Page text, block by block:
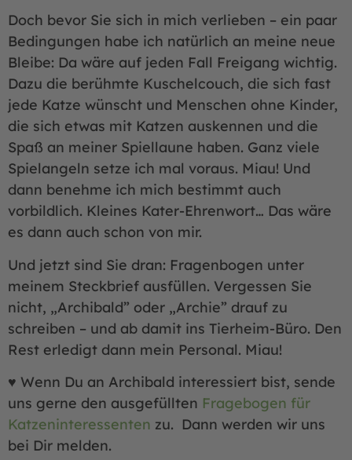
Doch bevor Sie sich in mich verlieben – ein paar
Bedingungen habe ich natürlich an meine neue
Bleibe: Da wäre auf jeden Fall Freigang wichtig.
Dazu die berühmte Kuschelcouch, die sich fast
jede Katze wünscht und Menschen ohne Kinder,
die sich etwas mit Katzen auskennen und die
Spaß an meiner Spiellaune haben. Ganz viele
Spielangeln setze ich mal voraus. Miau! Und
dann benehme ich mich bestimmt auch
vorbildlich. Kleines Kater-Ehrenwort… Das wäre
es dann auch schon von mir.
Und jetzt sind Sie dran: Fragenbogen unter
meinem Steckbrief ausfüllen. Vergessen Sie
nicht, „Archibald” oder „Archie” drauf zu
schreiben – und ab damit ins Tierheim-Büro. Den
Rest erledigt dann mein Personal. Miau!
♥ Wenn Du an Archibald interessiert bist, sende
uns gerne den ausgefüllten Fragebogen für
Katzeninteressenten zu. Dann werden wir uns
bei Dir melden.